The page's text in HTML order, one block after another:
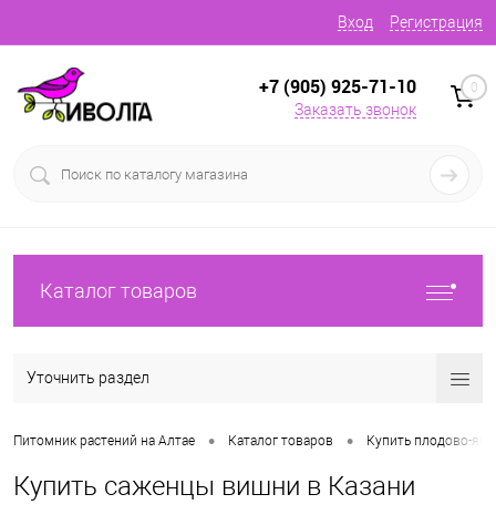
Вход Регистрация
+7 (905) 925-71-10
Заказать звонок
0
Каталог товаров
Уточнить раздел
Питомник растений на Алтае • Каталог товаров • Купить плодово-
Купить саженцы вишни в Казани